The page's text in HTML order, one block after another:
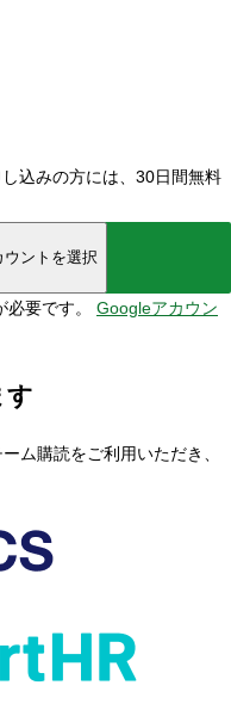
込みの方には、30日間無料
ントを選択
要です。 Googleアカウン
す
ム購読をご利用いただき、